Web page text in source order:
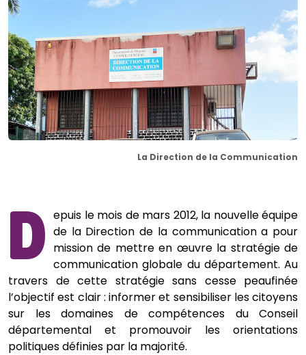
La Direction de la Communication
D epuis le mois de mars 2012, la nouvelle équipe
de la Direction de la communication a pour
mission de mettre en œuvre la stratégie de
communication globale du département. Au
travers de cette stratégie sans cesse peaufinée
l’objectif est clair : informer et sensibiliser les citoyens
sur les domaines de compétences du Conseil
départemental et promouvoir les orientations
politiques définies par la majorité.